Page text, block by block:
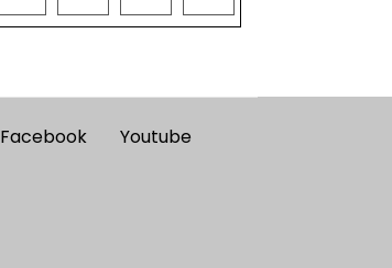
Facebook Youtube